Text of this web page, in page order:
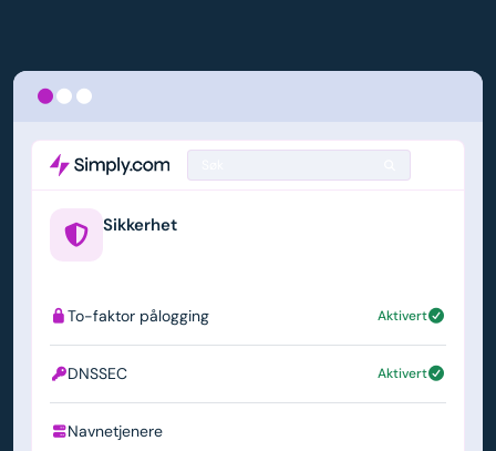
Sikkerhet
To-faktor pålogging Aktivert
DNSSEC Aktivert
Navnetjenere